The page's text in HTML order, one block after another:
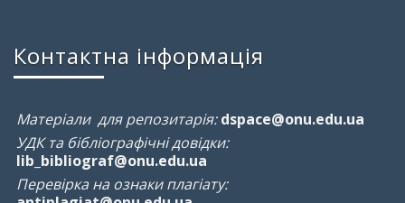
Контактна інформація
Матеріали для репозитарія: dspace@onu.edu.ua
УДК та бібліографічні довідки:
lib_bibliograf@onu.edu.ua
Перевірка на ознаки плагіату: